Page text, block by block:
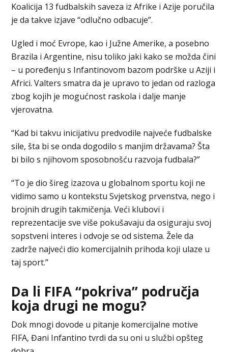
Koalicija 13 fudbalskih saveza iz Afrike i Azije poručila
je da takve izjave “odlučno odbacuje”.
Ugled i moć Evrope, kao i Južne Amerike, a posebno
Brazila i Argentine, nisu toliko jaki kako se možda čini
– u poređenju s Infantinovom bazom podrške u Aziji i
Africi. Valters smatra da je upravo to jedan od razloga
zbog kojih je mogućnost raskola i dalje manje
vjerovatna.
“Kad bi takvu inicijativu predvodile najveće fudbalske
sile, šta bi se onda dogodilo s manjim državama? Šta
bi bilo s njihovom sposobnošću razvoja fudbala?”
“To je dio šireg izazova u globalnom sportu koji ne
vidimo samo u kontekstu Svjetskog prvenstva, nego i
brojnih drugih takmičenja. Veći klubovi i
reprezentacije sve više pokušavaju da osiguraju svoj
sopstveni interes i odvoje se od sistema. Žele da
zadrže najveći dio komercijalnih prihoda koji ulaze u
taj sport.”
Da li FIFA “pokriva” područja
koja drugi ne mogu?
Dok mnogi dovode u pitanje komercijalne motive
FIFA, Đani Infantino tvrdi da su oni u službi opšteg